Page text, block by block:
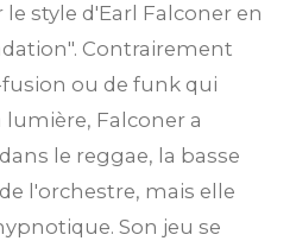
style d'Earl Falconer en
Contrairement
fusion ou de funk qui
Falconer a
le reggae, la basse
l'orchestre, mais elle
Son jeu se